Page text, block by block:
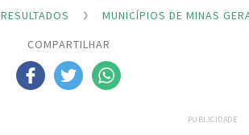
RESULTADOS
MUNICÍPIOS DE MINAS
COMPARTILHAR
PUBLICIDADE